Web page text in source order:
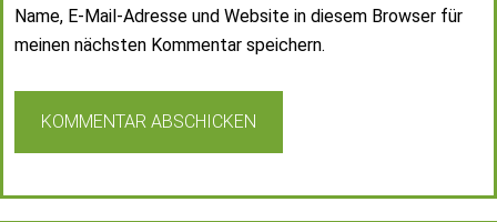
Name, E-Mail-Adresse und Website in diesem Browser für
meinen nächsten Kommentar speichern.